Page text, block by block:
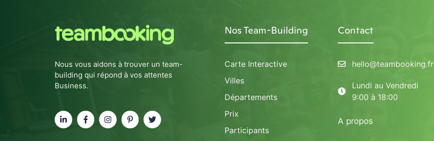
Nous vous aidons à trouver un team-
building qui répond à vos attentes
Business.
Nos Team-Building
Carte Interactive
Villes
Départements
Prix
Participants
Contact
hello@teambooking.fr
Lundi au Vendredi
9:00 à 18:00
A propos